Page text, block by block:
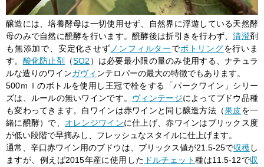
醸造には、培養酵母は一切使用せず、自然界に浮遊している天然酵
母のみで自然に醗酵を行います。醗酵後は折引きを行わず、清澄剤
も無添加で、安定化させず ノンフィルターでボトリングを行いま
す。 酸化防止剤 （SO2 ）は必要最小限の量のみ使用する、ナチュラ
ルな造りのワインガヴィ ンテロパーの最大の特徴でもあります。
500ｍｌのボトルを使用し王冠で栓をする「パークワイン」シリー
ズは、ルールの無いワインです。 ヴィンテージによってブドウ品種
も変わってきます。白ワインは赤ワインと同じ醸造方法（果皮を一
緒に醗酵）で、 オレンジワインに仕上げ、赤ワインはブリックス度
が低い段階で早摘みし、フレッシュなスタイルに仕上げます。
通常、辛口赤ワイン用のブドウは、ブリックス値が21.5-25で収穫 し
ますが、例えば2015年産に使用した ドルチェット種は11.5-12で収